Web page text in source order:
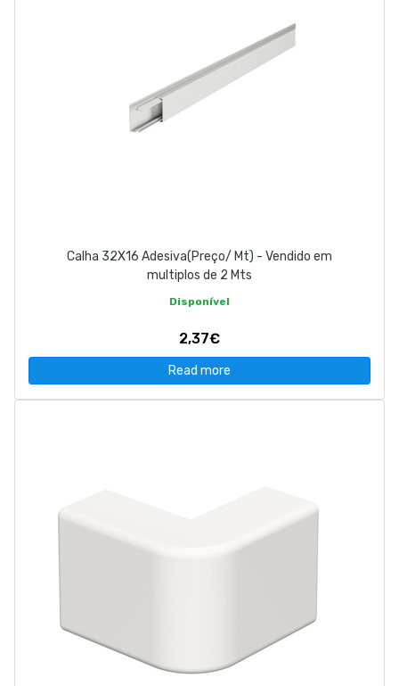
Calha 32X16 Adesiva(Preço/ Mt) - Vendido em
multiplos de 2 Mts
Disponível
2,37€
Read more